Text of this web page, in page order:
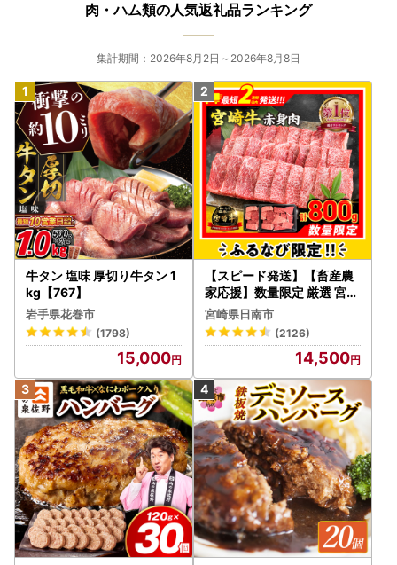
肉・ハム類の人気返礼品ランキング
集計期間：2026年8月2日～2026年8月8日
牛タン 塩味 厚切り牛タン 1
kg【767】
岩手県花巻市
(1798)
15,000
【スピード発送】【畜産農
家応援】数量限定 厳選 宮崎
牛 赤身 焼肉 計800g FN-Li
mited-PR_BDV5-26-2W
宮崎県日南市
(2126)
14,500